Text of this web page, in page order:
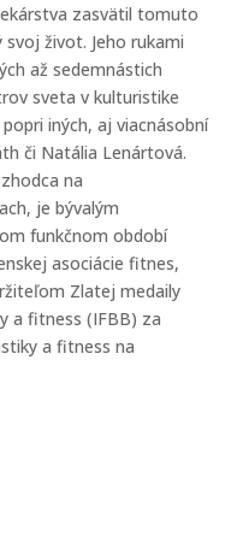
zasvätil tomuto
život. Jeho rukami
až sedemnástich
sveta v kulturistike
iných, aj viacnásobní
či Natália Lenártová.
na
je bývalým
funkčnom období
asociácie fitnes,
Zlatej medaily
a fitness (IFBB) za
a fitness na